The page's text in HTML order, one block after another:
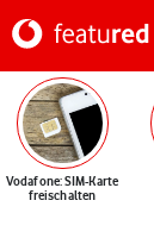
Vodafone: SIM-Karte
freischalten